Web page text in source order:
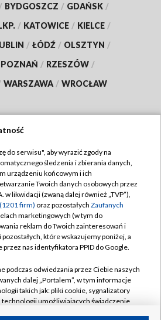
/ BYDGOSZCZ / GDAŃSK /
/ KATOWICE / KIELCE /
/ ŁÓDŹ / OLSZTYN /
POZNAŃ / RZESZÓW /
WARSZAWA / WROCŁAW
TVP
Cyfrowa
Regulamin TVP
prywatności
Moje zgody
Pomoc
Kontakt
do serwisu", aby wyrazić zgody na
śledzenia i zbierania danych,
urządzeniu końcowym i ich
Twoich danych osobowych przez
w likwidacji (zwaną dalej również „TVP”),
firm) oraz pozostałych Zaufanych
marketingowych (w tym do
reklam do Twoich zainteresowań i
które wskazujemy poniżej, a
nas identyfikatora PPID do Google.
podczas odwiedzania przez Ciebie naszych
dalej „Portalem”, w tym informacje
takich jak: pliki cookie, sygnalizatory
umożliwiających świadczenie